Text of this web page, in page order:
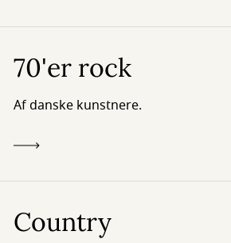
70'er rock
Af danske kunstnere.
Country